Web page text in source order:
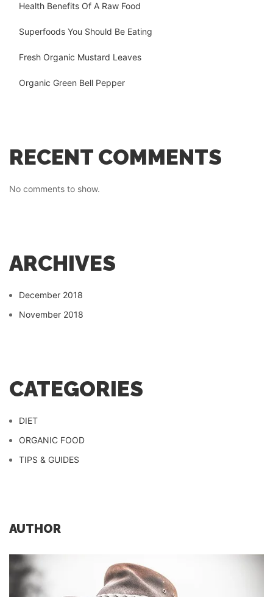
Health Benefits Of A Raw Food
Superfoods You Should Be Eating
Fresh Organic Mustard Leaves
Organic Green Bell Pepper
RECENT COMMENTS
No comments to show.
ARCHIVES
December 2018
November 2018
CATEGORIES
DIET
ORGANIC FOOD
TIPS & GUIDES
AUTHOR